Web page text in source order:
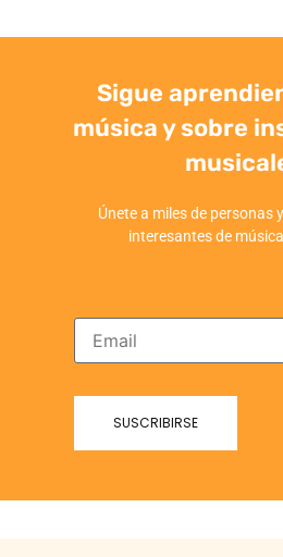
Sigue
música y sobre
Únete a miles de personas
interesantes de